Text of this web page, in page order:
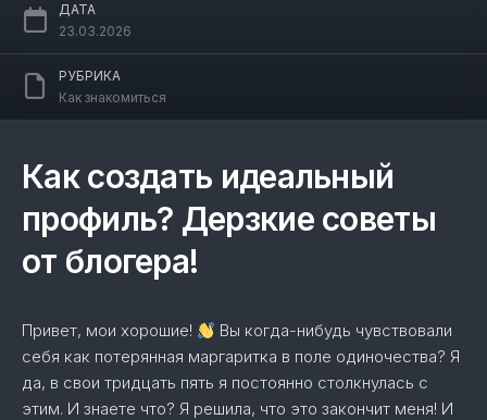
ДАТА
23.03.2026
РУБРИКА
Как знакомиться
Как создать идеальный
профиль? Дерзкие советы
от блогера!
Привет, мои хорошие!
Вы когда-нибудь чувствовали
себя как потерянная маргаритка в поле одиночества? Я
да, в свои тридцать пять я постоянно столкнулась с
этим. И знаете что? Я решила, что это закончит меня! И